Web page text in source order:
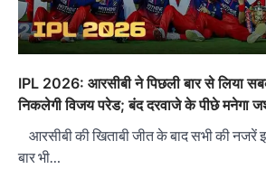
IPL 2026: आरसीबी ने पिछली बार से लिया
निकलेगी विजय परेड; बंद दरवाजे के पीछे मनेगा
आरसीबी की खिताबी जीत के बाद सभी की नजरें
बार भी…